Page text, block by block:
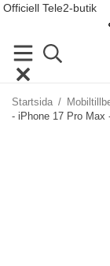
Officiell Tele2-butik
Startsida /
- iPhone 17 Pro Max